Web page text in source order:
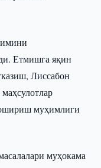
Етмишга яқин
Лиссабон
муҳимлиги
муҳокама